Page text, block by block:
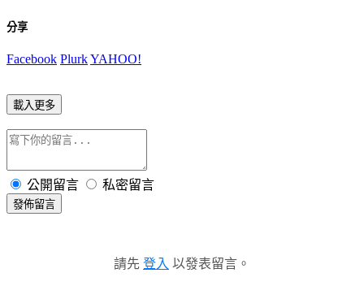
分享
Facebook PlurkYAHOO!
載入更多
公開留言 私密留言
發佈留言
請先 登入 以發表留言。